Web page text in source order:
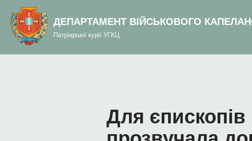
вмісту
Перейти
вмісту
ДЕПАРТАМЕНТ ВІЙСЬКОВОГО
Патріаршої курії УГКЦ
Для